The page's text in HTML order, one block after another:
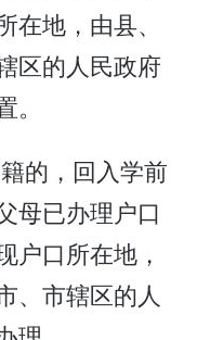
地，由县、
区的人民政府
的，回入学前
母已办理户口
户口所在地，
、市辖区的人